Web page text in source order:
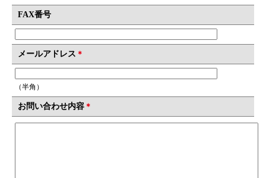
FAX番号
メールアドレス ＊
（半角）
お問い合わせ内容 ＊